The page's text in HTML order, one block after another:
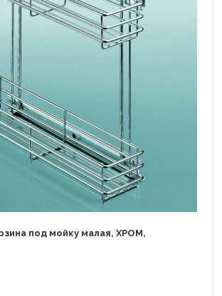
под мойку малая, ХРОМ,